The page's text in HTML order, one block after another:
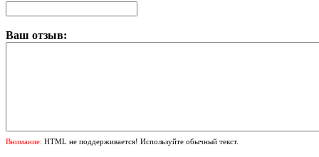
Ваш отзыв:
Внимание: HTML не поддерживается! Используйте обычный текст.